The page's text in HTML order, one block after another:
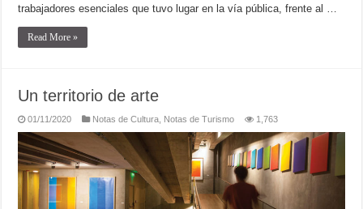
trabajadores esenciales que tuvo lugar en la vía pública, frente al …
Read More »
Un territorio de arte
01/11/2020 Notas de Cultura Notas de Turismo 1,763